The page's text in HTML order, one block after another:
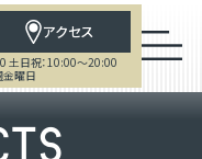
アクセス
土日祝：10:00～20:00
金曜日
TS